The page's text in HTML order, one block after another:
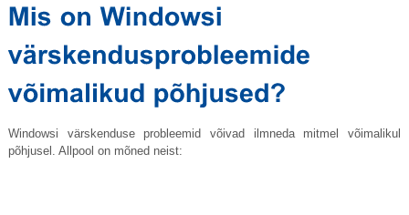
Windowsi värskenduse probleemid võivad ilmneda mitmel võimalikul
põhjusel. Allpool on mõned neist: